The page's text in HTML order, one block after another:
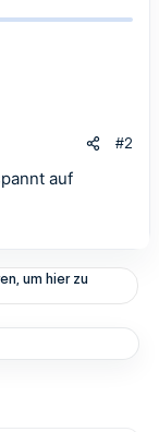
#2
auf
um hier zu